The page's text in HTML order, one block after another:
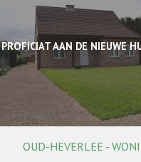
PROFICIAT AAN DE NIEUWE
168 m² 2
OUD-HEVERLEE -